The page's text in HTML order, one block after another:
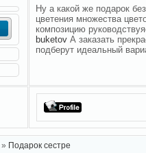
Ну а какой же подарок
цветения множества
композицию
buketov А заказать
подберут идеальный
» Подарок сестре